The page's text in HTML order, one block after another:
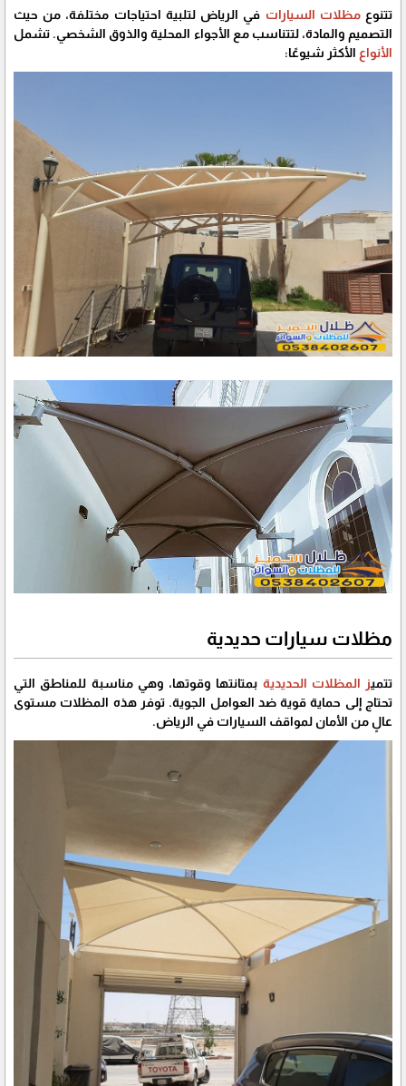
تتنوعمظلات السيارات في الرياض لتلبية احتياجات مختلفة، من حيث
التصميم والمادة، لتتناسب مع الأجواء المحلية والذوق الشخصي. تشمل
الأنواع الأكثر شيوعًا:
مظلات سيارات حديدية
تتميز المظلات الحديدية بمتانتها وقوتها، وهي مناسبة للمناطق التي
تحتاج إلى حماية قوية ضد العوامل الجوية. توفر هذه المظلات مستوى
عالٍ من الأمان لمواقف السيارات في الرياض.